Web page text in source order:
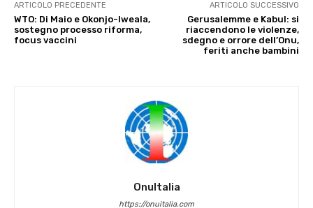
ARTICOLO PRECEDENTE
WTO: Di Maio e Okonjo-Iweala,
sostegno processo riforma,
focus vaccini
ARTICOLO SUCCESSIVO
Gerusalemme e Kabul: si
riaccendono le violenze,
sdegno e orrore dell’Onu,
feriti anche bambini
OnuItalia
https://onuitalia.com